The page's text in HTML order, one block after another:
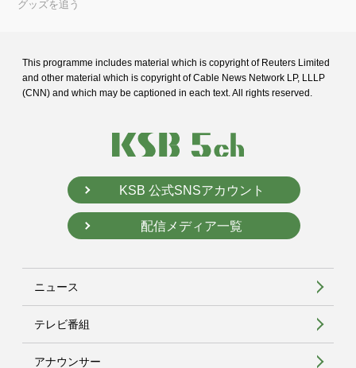
グッズを追う
This programme includes material which is copyright of Reuters Limited
and other material which is copyright of Cable News Network LP, LLLP
(CNN) and which may be captioned in each text. All rights reserved.
KSB 公式SNSアカウント
配信メディア一覧
ニュース
テレビ番組
アナウンサー